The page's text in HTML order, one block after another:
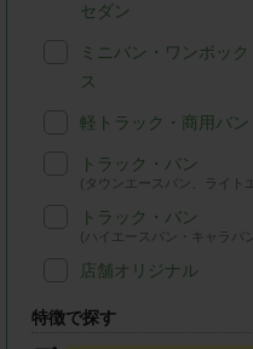
セダン
ミニバン・ワンボック
ス
軽トラック・商用バン
トラック・バン
(タウンエースバン、ライト
トラック・バン
(ハイエースバン・キャラバ
店舗オリジナル
特徴で探す